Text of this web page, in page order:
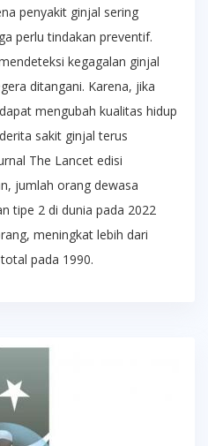
penyakit ginjal sering
perlu tindakan preventif.
kegagalan ginjal
ditangani. Karena, jika
mengubah kualitas hidup
sakit ginjal terus
The Lancet edisi
jumlah orang dewasa
tipe 2 di dunia pada 2022
meningkat lebih dari
pada 1990.